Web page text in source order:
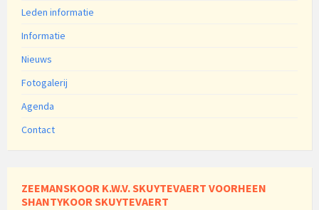
Leden informatie
Informatie
Nieuws
Fotogalerij
Agenda
Contact
ZEEMANSKOOR K.W.V. SKUYTEVAERT VOORHEEN
SHANTYKOOR SKUYTEVAERT